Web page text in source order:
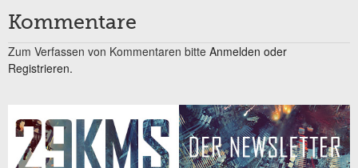
Kommentare
Zum Verfassen von Kommentaren bitte Anmelden oder
Registrieren.